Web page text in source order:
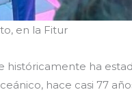
en la Fitur
ha
hace casi 77